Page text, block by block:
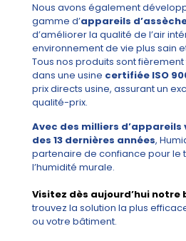
Nous avons également
gamme d’appareils
d’améliorer la qualité de l’air
environnement de vie plus sain
Tous nos produits sont
dans une usine certifiée ISO
prix directs usine, assurant un
qualité-prix.
Avec des milliers d’appareils
des 13 dernières années,
partenaire de confiance pour le
l’humidité murale.
Visitez dès aujourd’hui notre
trouvez la solution la plus
ou votre bâtiment.